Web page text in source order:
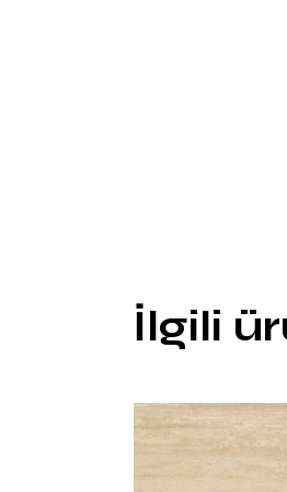
İlgili